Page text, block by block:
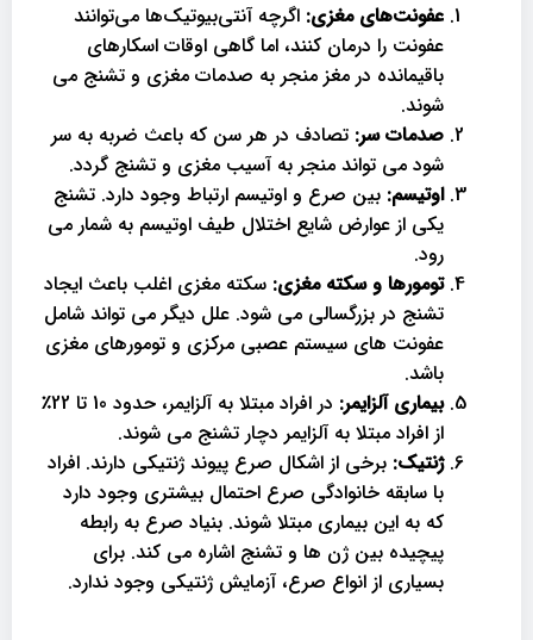
عفونت‌های مغزی: اگرچه آنتی‌بیوتیک‌ها می‌توانند
عفونت را درمان کنند، اما گاهی اوقات اسکارهای
باقیمانده در مغز منجر به صدمات مغزی و تشنج می
شوند.
صدمات سر: تصادف در هر سن که باعث ضربه به سر
شود می تواند منجر به آسیب مغزی و تشنج گردد.
اوتیسم: بین صرع و اوتیسم ارتباط وجود دارد. تشنج
یکی از عوارض شایع اختلال طیف اوتیسم به شمار می
رود.
تومورها و سکته مغزی: سکته مغزی اغلب باعث ایجاد
تشنج در بزرگسالی می شود. علل دیگر می تواند شامل
عفونت های سیستم عصبی مرکزی و تومورهای مغزی
باشد.
بیماری آلزایمر:
در افراد مبتلا به آلزایمر، حدود 10 تا 22٪
از افراد مبتلا به آلزایمر دچار تشنج می شوند.
ژنتیک: برخی از اشکال صرع پیوند ژنتیکی دارند. افراد
با سابقه خانوادگی صرع احتمال بیشتری وجود دارد
که به این بیماری مبتلا شوند. بنیاد صرع به رابطه
پیچیده بین ژن ها و تشنج اشاره می کند. برای
بسیاری از انواع صرع، آزمایش ژنتیکی وجود ندارد.